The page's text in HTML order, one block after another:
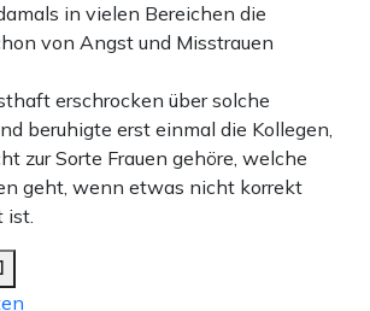
in vielen Bereichen die
von Angst und Misstrauen
erschrocken über solche
beruhigte erst einmal die Kollegen,
zur Sorte Frauen gehöre, welche
geht, wenn etwas nicht korrekt
ist.